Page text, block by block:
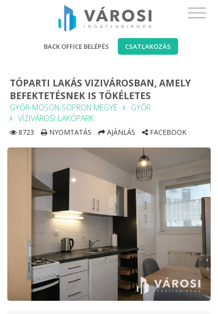
BACK OFFICE BELÉPÉS CSATLAKOZÁS
TÓPARTI LAKÁS VIZIVÁROSBAN, AMELY
BEFEKTETÉSNEK IS TÖKÉLETES
GYŐR-MOSON-SOPRON MEGYE
GYŐR
VÍZIVÁROSI LAKÓPARK
8723 NYOMTATÁS AJÁNLÁS FACEBOOK